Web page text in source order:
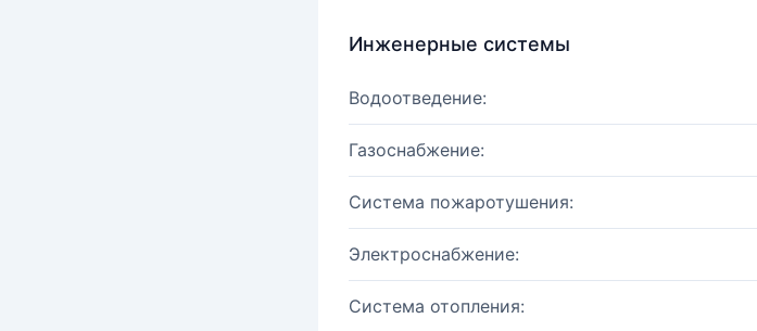
Инженерные системы
Водоотведение:
Газоснабжение:
Система пожаротушения:
Электроснабжение:
Система отопления: